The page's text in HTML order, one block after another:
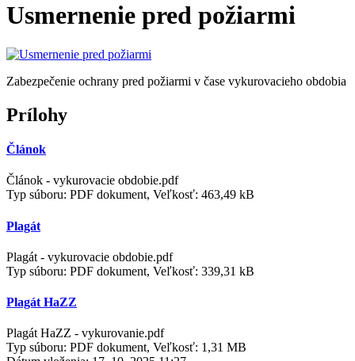
Usmernenie pred požiarmi
Zabezpečenie ochrany pred požiarmi v čase vykurovacieho obdobia
Prílohy
Článok
Článok - vykurovacie obdobie.pdf
Typ súboru: PDF dokument, Veľkosť: 463,49 kB
Plagát
Plagát - vykurovacie obdobie.pdf
Typ súboru: PDF dokument, Veľkosť: 339,31 kB
Plagát HaZZ
Plagát HaZZ - vykurovanie.pdf
Typ súboru: PDF dokument, Veľkosť: 1,31 MB